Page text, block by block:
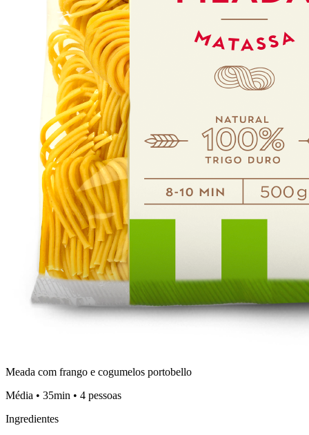
Meada com frango e cogumelos portobello
Média • 35min • 4 pessoas
Ingredientes